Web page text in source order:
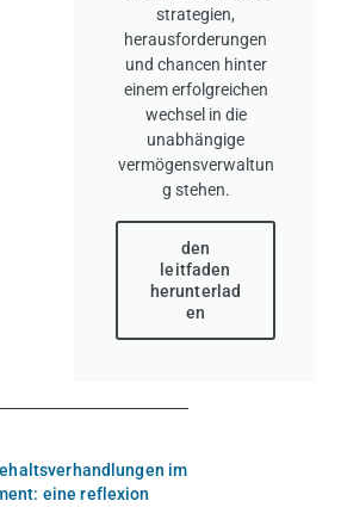
strategien,
herausforderungen
und chancen hinter
einem erfolgreichen
wechsel in die
unabhängige
vermögensverwaltun
g stehen.
den
leitfaden
herunterlad
en
im
eine reflexion